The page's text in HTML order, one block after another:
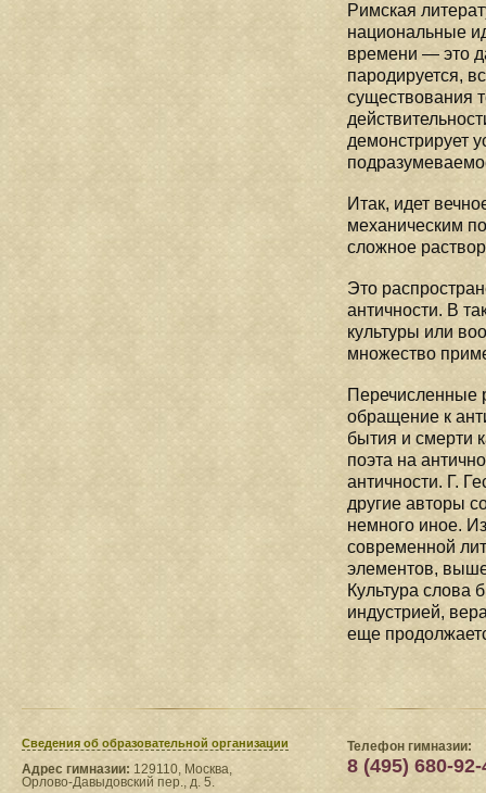
Римская
национальные
времени — это
пародируется,
существования
демонстрирует
Итак, идет
механическим
сложное
Это
античности. В
культуры или
множество
Перечисленные
обращение к
бытия и смерти
поэта на
античности. Г.
другие авторы
немного иное.
современной
элементов,
Культура
индустрией,
еще
Сведения​ об образовательной организации
Адрес гимназии: 129110, Москва,
Орлово-Давыдовский пер., д. 5.
Телефон гимназии:
8 (495) 680-92-